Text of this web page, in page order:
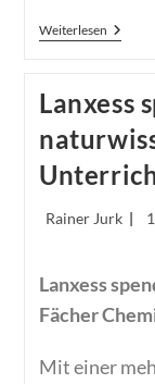
WeiterlesenGenau
Lanxess
Beitrags-
Rainer Jurk
Lanxess
Fächer
Mit einer